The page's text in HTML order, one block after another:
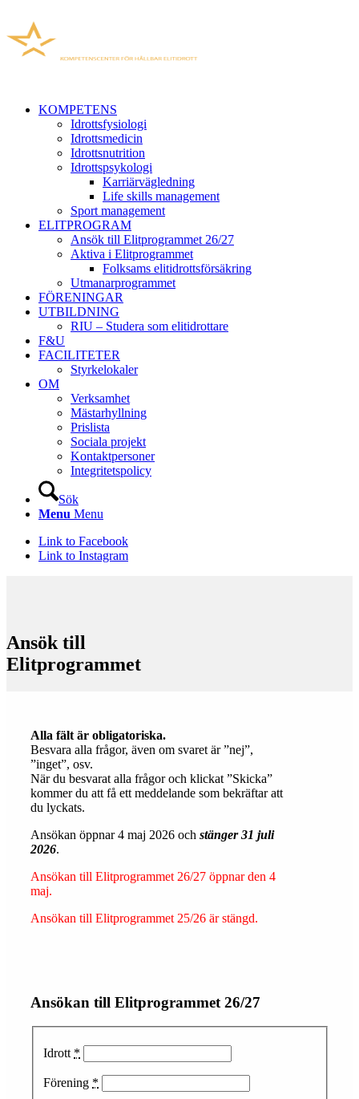
KOMPETENS
Idrottsfysiologi
Idrottsmedicin
Idrottsnutrition
Idrottspsykologi
Karriärvägledning
Life skills management
Sport management
ELITPROGRAM
Ansök till Elitprogrammet 26/27
Aktiva i Elitprogrammet
Folksams elitidrottsförsäkring
Utmanarprogrammet
FÖRENINGAR
UTBILDNING
RIU – Studera som elitidrottare
F&U
FACILITETER
Styrkelokaler
OM
Verksamhet
Mästarhyllning
Prislista
Sociala projekt
Kontaktpersoner
Integritetspolicy
Sök
Menu Menu
Link to Facebook
Link to Instagram
Ansök till
Elitprogrammet
Alla fält är obligatoriska.
Besvara alla frågor, även om svaret är ”nej”,
”inget”, osv.
När du besvarat alla frågor och klickat ”Skicka”
kommer du att få ett meddelande som bekräftar att
du lyckats.
Ansökan öppnar 4 maj 2026 och stänger 31 juli
2026.
Ansökan till Elitprogrammet 26/27 öppnar den 4
maj.
Ansökan till Elitprogrammet 25/26 är stängd.
Ansökan till Elitprogrammet 26/27
Idrott *
Förening *